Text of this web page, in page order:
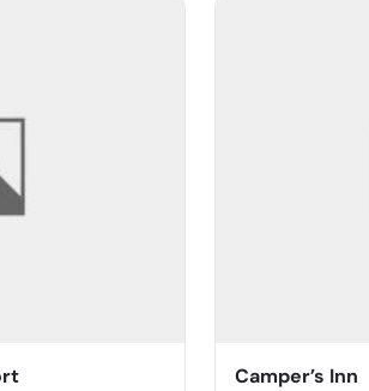
Camper’s Inn